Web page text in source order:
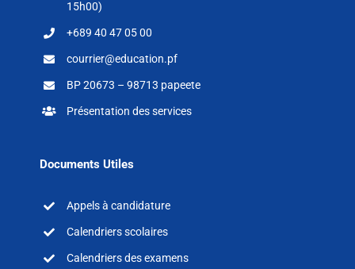
15h00)
+689 40 47 05 00
courrier@education.pf
BP 20673 – 98713 papeete
Présentation des services
Documents Utiles
Appels à candidature
Calendriers scolaires
Calendriers des examens